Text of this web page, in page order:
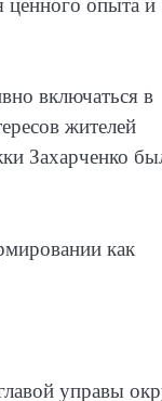
включаться в
жителей
Захарченко
как
управы